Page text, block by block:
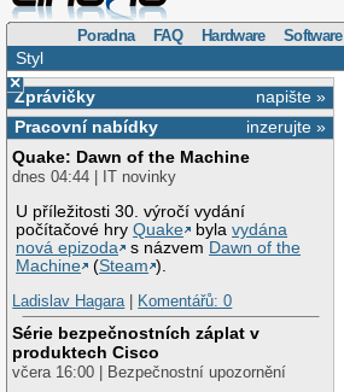
Poradna FAQ Hardware Software
Styl
×
napište »
Zprávičky
inzerujte »
Pracovní nabídky
Quake: Dawn of the Machine
dnes 04:44 | IT novinky
U příležitosti 30. výročí vydání
počítačové hryQuake bylavydána
nová epizoda
s názvem Dawn of the
Machine
(Steam ).
Ladislav Hagara| Komentářů: 0
Série bezpečnostních záplat v
produktech Cisco
včera 16:00 | Bezpečnostní upozornění